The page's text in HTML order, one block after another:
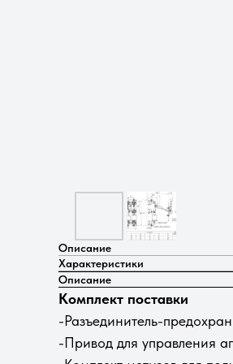
Описание
Характеристики
Описание
Комплект поставки
-Разъединитель-
-Привод для управления